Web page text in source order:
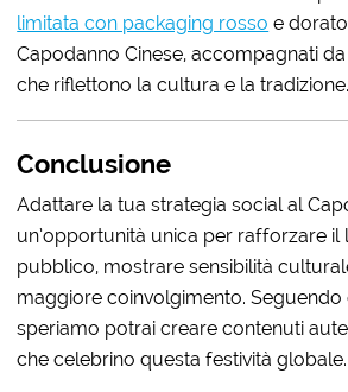
limitata con packaging rosso e
Capodanno Cinese, accompagnati
che riflettono la cultura e la tradizione.
Conclusione
Adattare la tua strategia social al
un’opportunità unica per rafforzare il
pubblico, mostrare sensibilità
maggiore coinvolgimento. Seguendo
speriamo potrai creare contenuti
che celebrino questa festività globale.